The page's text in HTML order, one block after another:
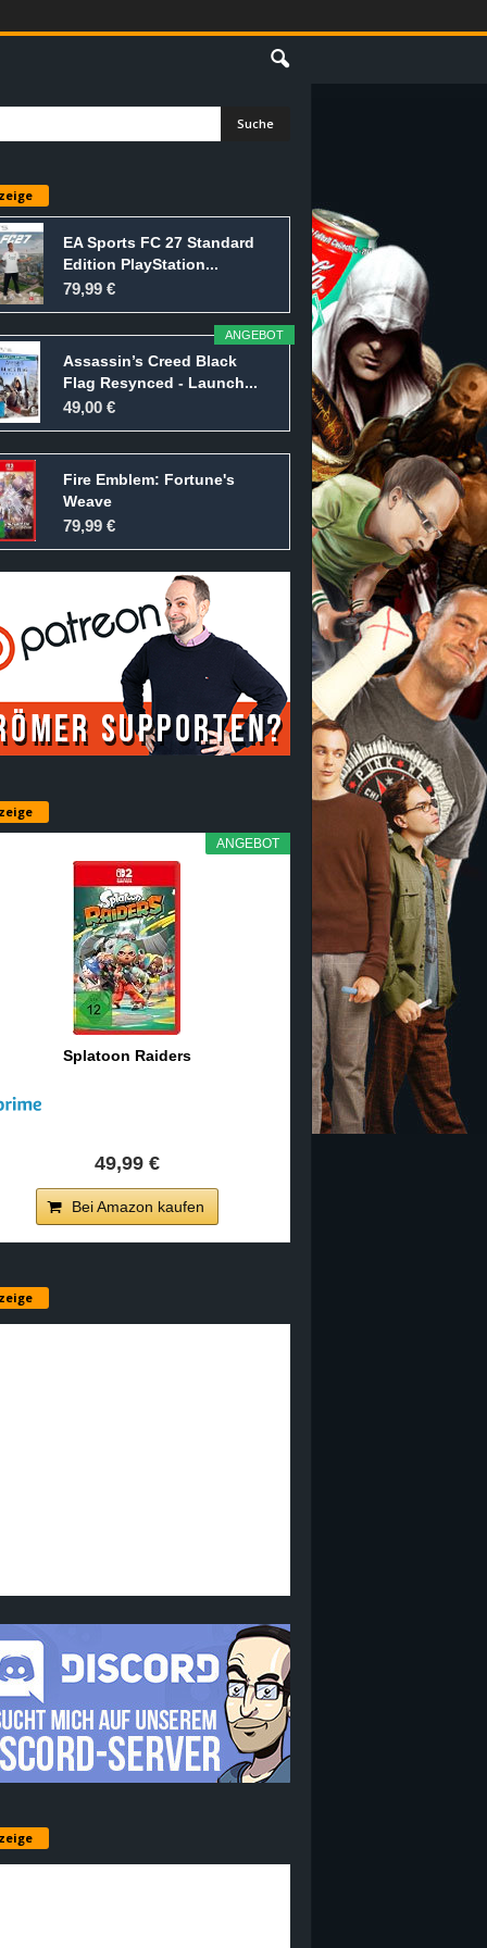
EA Sports FC 27 Standard
Edition PlayStation...
79,99 €
ANGEBOT
Assassin’s Creed Black
Flag Resynced - Launch...
49,00 €
Fire Emblem: Fortune's
Weave
79,99 €
ANGEBOT
Splatoon Raiders
49,99 €
Bei Amazon kaufen